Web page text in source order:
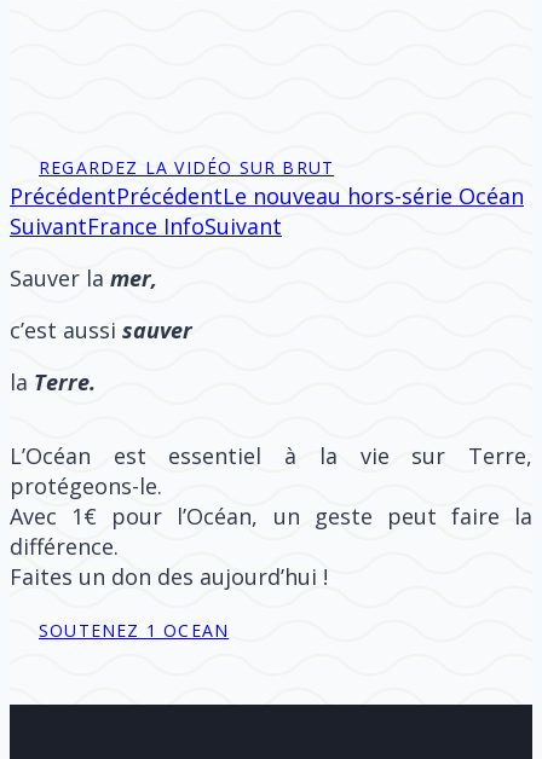
REGARDEZ LA VIDÉO SUR BRUT
PrécédentPrécédentLe nouveau hors-série Océan
SuivantFrance InfoSuivant
Sauver la mer,
c’est aussi sauver
la Terre.
L’Océan est essentiel à la vie sur Terre,
protégeons-le.
Avec 1€ pour l’Océan, un geste peut faire la
différence.
Faites un don des aujourd’hui !
SOUTENEZ 1 OCEAN